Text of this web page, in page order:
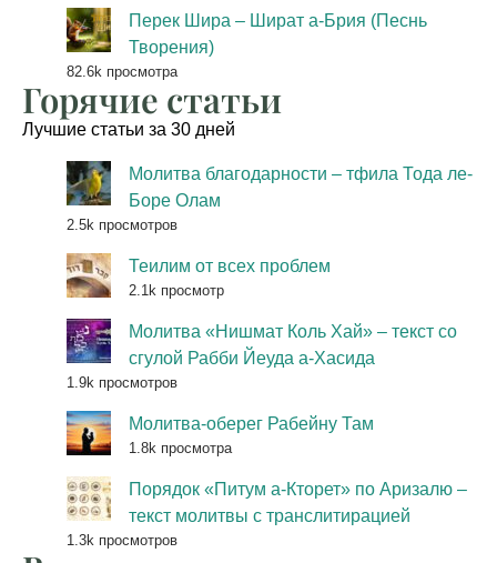
Перек Шира – Шират а-Брия (Песнь
Творения)
82.6k просмотра
Горячие статьи
Лучшие статьи за 30 дней
Молитва благодарности – тфила Тода ле-
Боре Олам
2.5k просмотров
Теилим от всех проблем
2.1k просмотр
Молитва «Нишмат Коль Хай» – текст со
сгулой Рабби Йеуда а-Хасида
1.9k просмотров
Молитва-оберег Рабейну Там
1.8k просмотра
Порядок «Питум а-Кторет» по Аризалю –
текст молитвы с транслитирацией
1.3k просмотров